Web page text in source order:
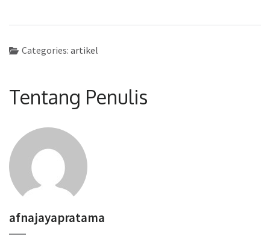
Categories: artikel
Tentang Penulis
afnajayapratama